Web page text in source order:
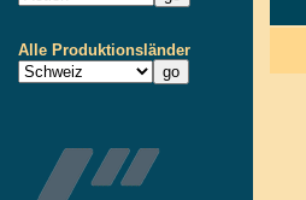
Alle Produktionsländer